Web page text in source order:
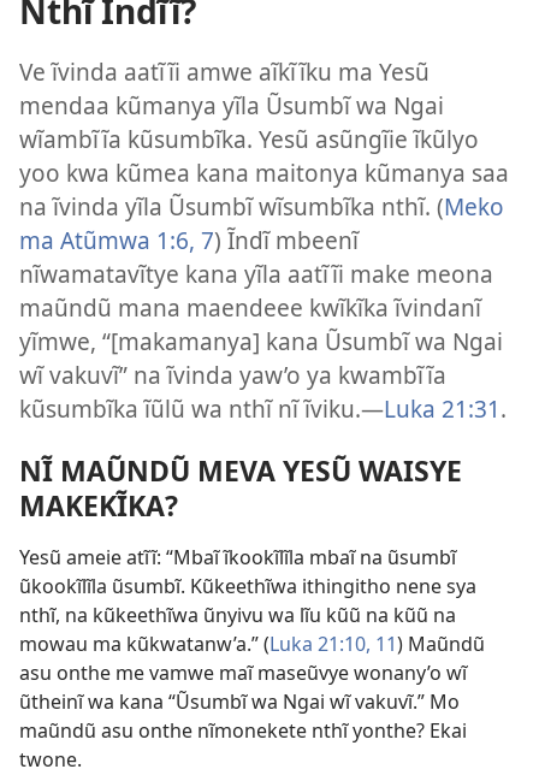
Nthĩ Ĩndĩĩ?
Ve ĩvinda aatĩĩi amwe aĩkĩĩku ma Yesũ
mendaa kũmanya yĩla Ũsumbĩ wa Ngai
wĩambĩĩa kũsumbĩka. Yesũ asũngĩie ĩkũlyo
yoo kwa kũmea kana maitonya kũmanya saa
na ĩvinda yĩla Ũsumbĩ wĩsumbĩka nthĩ. (Meko
ma Atũmwa 1:6, 7) Ĩndĩ mbeenĩ
nĩwamatavĩtye kana yĩla aatĩĩi make meona
maũndũ mana maendeee kwĩkĩka ĩvindanĩ
yĩmwe, “[makamanya] kana Ũsumbĩ wa Ngai
wĩ vakuvĩ” na ĩvinda yaw’o ya kwambĩĩa
kũsumbĩka ĩũlũ wa nthĩ nĩ ĩviku.—Luka 21:31.
NĨ MAŨNDŨ MEVA YESŨ WAISYE
MAKEKĨKA?
Yesũ ameie atĩĩ: “Mbaĩ ĩkookĩlĩla mbaĩ na ũsumbĩ
ũkookĩlĩla ũsumbĩ. Kũkeethĩwa ithingitho nene sya
nthĩ, na kũkeethĩwa ũnyivu wa lĩu kũũ na kũũ na
mowau ma kũkwatanw’a.” (Luka 21:10, 11) Maũndũ
asu onthe me vamwe maĩ maseũvye wonany’o wĩ
ũtheinĩ wa kana “Ũsumbĩ wa Ngai wĩ vakuvĩ.” Mo
maũndũ asu onthe nĩmonekete nthĩ yonthe? Ekai
twone.